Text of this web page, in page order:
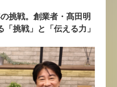
挑戦。創業者・髙田明
挑戦」と「伝える力」